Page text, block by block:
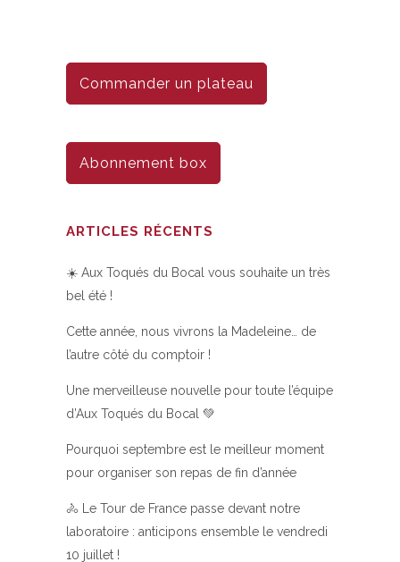
Commander un plateau
Abonnement box
ARTICLES RÉCENTS
☀️ Aux Toqués du Bocal vous souhaite un très
bel été !
Cette année, nous vivrons la Madeleine… de
l’autre côté du comptoir !
Une merveilleuse nouvelle pour toute l’équipe
d’Aux Toqués du Bocal 💚
Pourquoi septembre est le meilleur moment
pour organiser son repas de fin d’année
🚴 Le Tour de France passe devant notre
laboratoire : anticipons ensemble le vendredi
10 juillet !